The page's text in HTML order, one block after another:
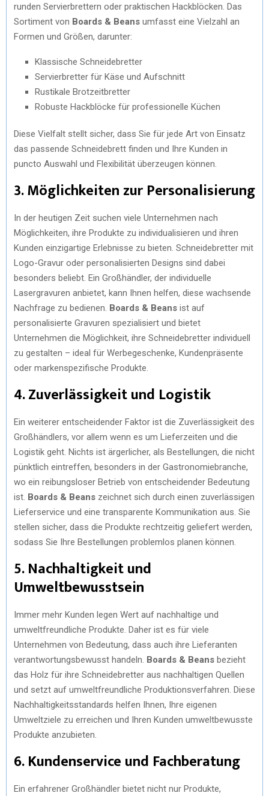
runden Servierbrettern oder praktischen Hackblöcken. Das
Sortiment von Boards & Beans umfasst eine Vielzahl an
Formen und Größen, darunter:
Klassische Schneidebretter
Servierbretter für Käse und Aufschnitt
Rustikale Brotzeitbretter
Robuste Hackblöcke für professionelle Küchen
Diese Vielfalt stellt sicher, dass Sie für jede Art von Einsatz
das passende Schneidebrett finden und Ihre Kunden in
puncto Auswahl und Flexibilität überzeugen können.
3. Möglichkeiten zur Personalisierung
In der heutigen Zeit suchen viele Unternehmen nach
Möglichkeiten, ihre Produkte zu individualisieren und ihren
Kunden einzigartige Erlebnisse zu bieten. Schneidebretter mit
Logo-Gravur oder personalisierten Designs sind dabei
besonders beliebt. Ein Großhändler, der individuelle
Lasergravuren anbietet, kann Ihnen helfen, diese wachsende
Nachfrage zu bedienen. Boards & Beans ist auf
personalisierte Gravuren spezialisiert und bietet
Unternehmen die Möglichkeit, ihre Schneidebretter individuell
zu gestalten – ideal für Werbegeschenke, Kundenpräsente
oder markenspezifische Produkte.
4. Zuverlässigkeit und Logistik
Ein weiterer entscheidender Faktor ist die Zuverlässigkeit des
Großhändlers, vor allem wenn es um Lieferzeiten und die
Logistik geht. Nichts ist ärgerlicher, als Bestellungen, die nicht
pünktlich eintreffen, besonders in der Gastronomiebranche,
wo ein reibungsloser Betrieb von entscheidender Bedeutung
ist. Boards & Beans zeichnet sich durch einen zuverlässigen
Lieferservice und eine transparente Kommunikation aus. Sie
stellen sicher, dass die Produkte rechtzeitig geliefert werden,
sodass Sie Ihre Bestellungen problemlos planen können.
5. Nachhaltigkeit und
Umweltbewusstsein
Immer mehr Kunden legen Wert auf nachhaltige und
umweltfreundliche Produkte. Daher ist es für viele
Unternehmen von Bedeutung, dass auch ihre Lieferanten
verantwortungsbewusst handeln. Boards & Beans bezieht
das Holz für ihre Schneidebretter aus nachhaltigen Quellen
und setzt auf umweltfreundliche Produktionsverfahren. Diese
Nachhaltigkeitsstandards helfen Ihnen, Ihre eigenen
Umweltziele zu erreichen und Ihren Kunden umweltbewusste
Produkte anzubieten.
6. Kundenservice und Fachberatung
Ein erfahrener Großhändler bietet nicht nur Produkte,